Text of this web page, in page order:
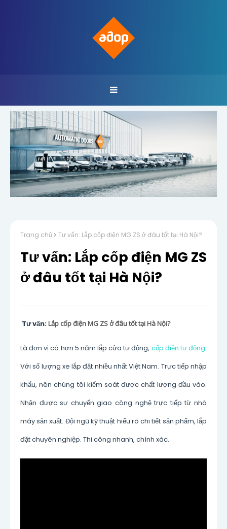
Trang chủ Tư vấn: Lắp cốp điện MG ZS ở đâu tốt tại Hà Nội?
Tư vấn: Lắp cốp điện MG ZS
ở đâu tốt tại Hà Nội?
Tư vấn:Lắp cốp điện MG ZS ở đâu tốt tại Hà Nội?
Là đơn vị có hơn 5 năm lắp cửa tự động, cốp điện tự động.
Với số lượng xe lắp đặt nhiều nhất Việt Nam. Trực tiếp nhập
khẩu, nên chúng tôi kiểm soát được chất lượng đầu vào.
Nhận được sự chuyển giao công nghệ trực tiếp từ nhà
máy sản xuất. Đội ngũ kỹ thuật hiểu rõ chi tiết sản phẩm, lắp
đặt chuyên nghiệp. Thi công nhanh, chính xác.